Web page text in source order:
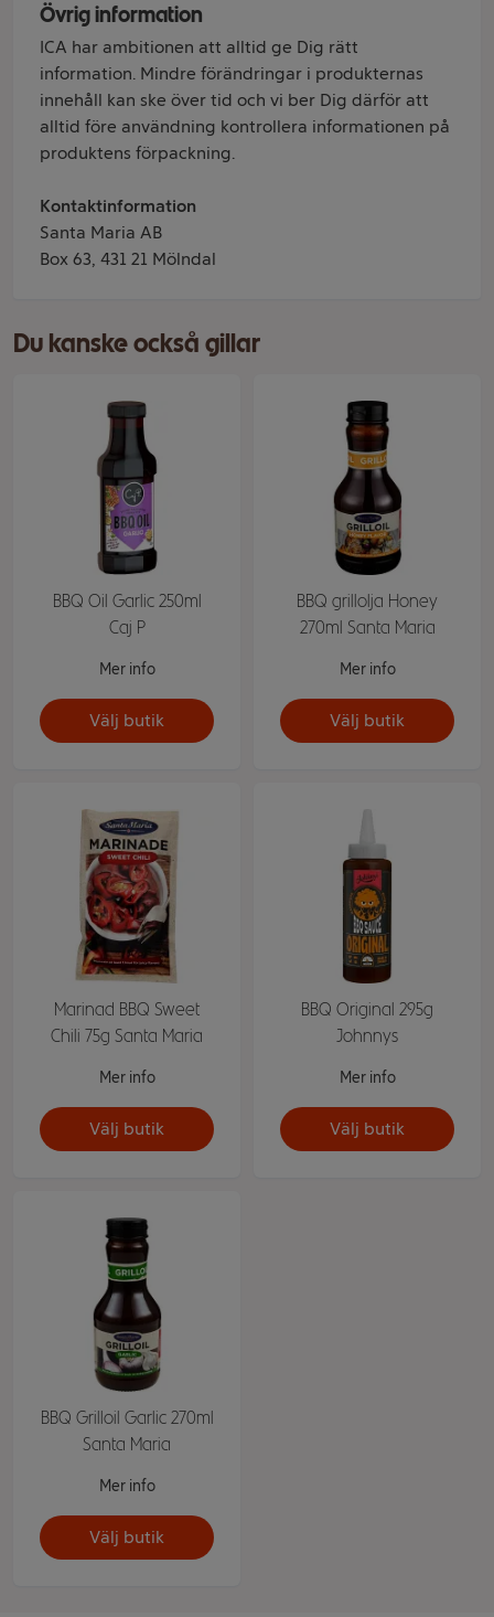
Övrig information
ICA har ambitionen att alltid ge Dig rätt
information. Mindre förändringar i produkternas
innehåll kan ske över tid och vi ber Dig därför att
alltid före användning kontrollera informationen på
produktens förpackning.
Kontaktinformation
Santa Maria AB
Box 63, 431 21 Mölndal
Du kanske också gillar
BBQ Oil Garlic 250ml
Caj P
Mer info
Välj butik
BBQ grillolja Honey
270ml Santa Maria
Mer info
Välj butik
Marinad BBQ Sweet
Chili 75g Santa Maria
Mer info
Välj butik
BBQ Original 295g
Johnnys
Mer info
Välj butik
BBQ Grilloil Garlic 270ml
Santa Maria
Mer info
Välj butik